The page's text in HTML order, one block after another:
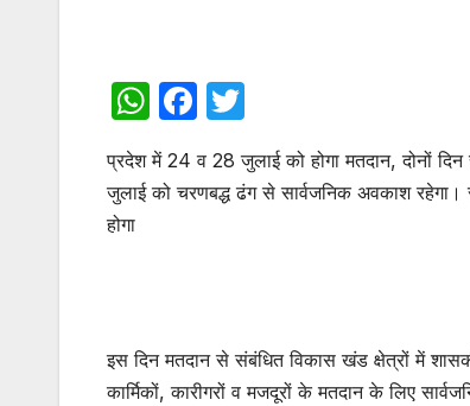
W
h
at
s
F
c
e
k
itt
er
प्रदेश में 24 व 28 जुलाई को होगा मतदान, दोनों
जुलाई को चरणबद्ध ढंग से सार्वजनिक अवकाश
होगा
इस दिन मतदान से संबंधित विकास खंड क्षेत्रों में
कार्मिकों, कारीगरों व मजदूरों के मतदान के लिए